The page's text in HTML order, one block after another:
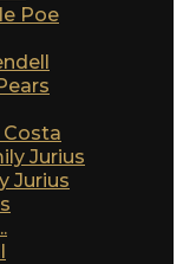
Poe
Costa
Jurius
Jurius